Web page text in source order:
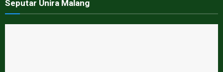
Seputar Unira Malang